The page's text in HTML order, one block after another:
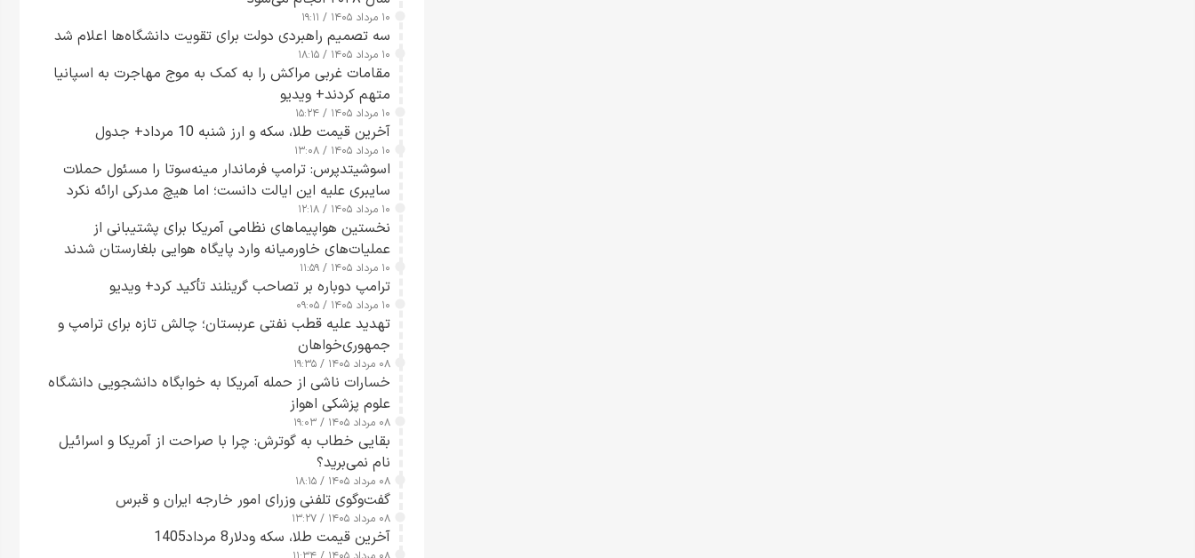
۱۰ مرداد ۱۴۰۵ / ۱۹:۱۱
سه تصمیم راهبردی دولت برای تقویت دانشگاه‌ها اعلام شد
۱۰ مرداد ۱۴۰۵ / ۱۸:۱۵
مقامات غربی مراکش را به کمک به موج مهاجرت به اسپانیا
متهم کردند+ ویدیو
۱۰ مرداد ۱۴۰۵ / ۱۵:۲۴
آخرین قیمت طلا، سکه و ارز شنبه 10 مرداد+ جدول
۱۰ مرداد ۱۴۰۵ / ۱۳:۰۸
اسوشیتدپرس: ترامپ فرماندار مینه‌سوتا را مسئول حملات
سایبری علیه این ایالت دانست؛ اما هیچ مدرکی ارائه نکرد
۱۰ مرداد ۱۴۰۵ / ۱۲:۱۸
نخستین هواپیماهای نظامی آمریکا برای پشتیبانی از
عملیات‌های خاورمیانه وارد پایگاه هوایی بلغارستان شدند
۱۰ مرداد ۱۴۰۵ / ۱۱:۵۹
ترامپ دوباره بر تصاحب گرینلند تأکید کرد+ ویدیو
۱۰ مرداد ۱۴۰۵ / ۰۹:۰۵
تهدید علیه قطب نفتی عربستان؛ چالش تازه برای ترامپ و
جمهوری‌خواهان
۰۸ مرداد ۱۴۰۵ / ۱۹:۳۵
خسارات ناشی از حمله آمریکا به خوابگاه دانشجویی دانشگاه
علوم پزشکی اهواز
۰۸ مرداد ۱۴۰۵ / ۱۹:۰۳
بقایی خطاب به گوترش: چرا با صراحت از آمریکا و اسرائیل
نام نمی‌برید؟
۰۸ مرداد ۱۴۰۵ / ۱۸:۱۵
گفت‌وگوی تلفنی وزرای امور خارجه ایران و قبرس
۰۸ مرداد ۱۴۰۵ / ۱۳:۲۷
آخرین قیمت طلا، سکه ودلار8 مرداد1405